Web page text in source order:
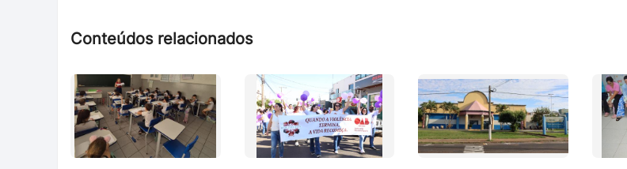
Conteúdos relacionados